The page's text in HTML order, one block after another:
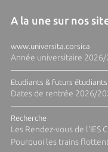
A la une sur nos
www.universita.corsica
Année universitaire
Etudiants & futurs étudiants
Dates de rentrée 2026/
Recherche
Les Rendez-vous de l'IES
Pourquoi les trains